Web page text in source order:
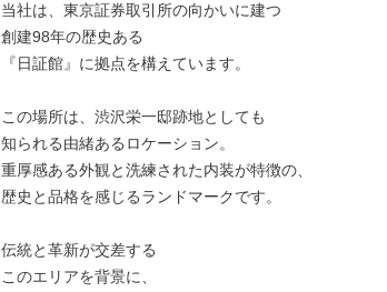
当社は、東京証券取引所の向かいに建つ
創建98年の歴史ある
『日証館』に拠点を構えています。
この場所は、渋沢栄一邸跡地としても
知られる由緒あるロケーション。
重厚感ある外観と洗練された内装が特徴の、
歴史と品格を感じるランドマークです。
伝統と革新が交差する
このエリアを背景に、